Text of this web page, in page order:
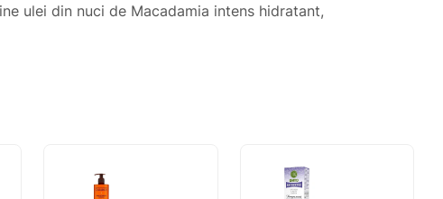
ulei din nuci de Macadamia intens hidratant,